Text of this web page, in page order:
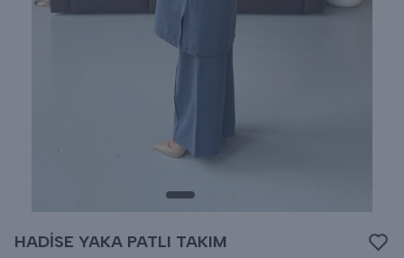
HADİSE YAKA PATLI TAKIM